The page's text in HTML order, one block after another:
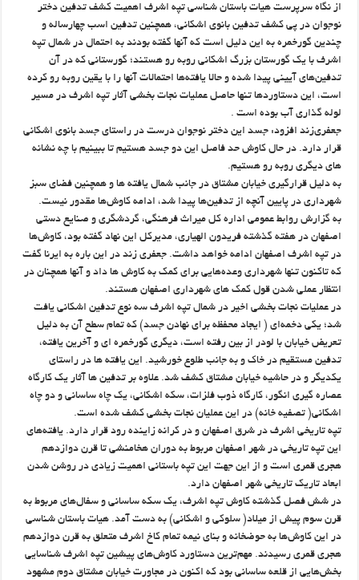
از نگاه سرپرست هیات باستان شناسی تپه اشرف اهمیت کشف تدفین دختر
نوجوان در پی کشف تدفین بانوی اشکانی، همچنین تدفین اسب چهارساله و
چندین گورخمره به این دلیل است که آنها گفته بودند به احتمال در شمال تپه
اشرف با یک گورستان بزرگ اشکانی روبه رو هستند؛ گورستانی که در آن
تدفین‌های آیینی پیدا شده و حالا یافته‌ها احتمالات آنها را با یقین روبه رو کرده
است، این دستاوردها تنها حاصل عملیات نجات بخشی آثار تپه اشرف در مسیر
لوله گذاری آب بوده است .
جعفری‌زند افزود: جسد این دختر نوجوان درست در راستای جسد بانوی اشکانی
قرار دارد. در حال کاوش حد فاصل این دو جسد هستیم تا ببینیم با چه نشانه
های دیگری روبه رو هستیم.
به دلیل قرارگیری خیابان مشتاق در جانب شمال یافته ها و همچنین فضای سبز
شهرداری در پایین آنچه از تدفین‌ها پیدا شد، ادامه کاوش‌ها مقدور نیست.
به گزارش روابط عمومی اداره کل میراث فرهنگی، گردشگری و صنایع دستی
اصفهان در هفته گذشته فریدون الهیاری، مدیرکل این نهاد گفته بود، کاوش‌ها
در تپه اشرف اصفهان ادامه خواهد داشت. جعفری زند در این ‌باره به ایرنا گفت
که تاکنون تنها شهرداری وعده‌هایی برای کمک به کاوش ها داد و آنها همچنان در
انتظار عملی شدن قول کمک های شهرداری اصفهان هستند.
در عملیات نجات بخشی اخیر در شمال تپه اشرف سه نوع تدفین اشکانی یافت
شد؛ یکی دخمه‌ای ( ایجاد محفظه برای نهادن جسد) که تمام سطح آن به دلیل
تعریض خیابان با لودر از بین رفته است، دیگری گورخمره ای و آخرین یافته،
تدفین مستقیم در خاک و به جانب طلوع خورشید. این یافته ها در راستای
یکدیگر و در حاشیه خیابان مشتاق کشف شد. علاوه بر تدفین ها آثار یک کارگاه
عصاره گیری انگور، کارگاه ذوب فلزات، سکه اشکانی، یک چاه ساسانی و دو چاه
اشکانی( تصفیه خانه) در این عملیان نجات بخشی کشف شده است.
تپه تاریخی اشرف در شرق اصفهان و در کرانه زاینده رود قرار دارد. یافته‌های
این تپه تاریخی در شهر اصفهان مربوط به دوران هخامنشی تا قرن دوازدهم
هجری قمری است و از این جهت این تپه باستانی اهمیت زیادی در روشن شدن
ابعاد تاریک تاریخی شهر اصفهان دارد.
در شش فصل گذشته کاوش تپه اشرف، یک سکه ساسانی و سفال‌های مربوط به
قرن سوم پیش از میلاد( سلوکی و اشکانی) به دست آمد. هیات باستان شناسی
در این کاوش‌ها به حوضخانه و بنای نیمه تمام کاخ اشرف متعلق به قرن دوازدهم
هجری قمری رسیدند. مهم‌ترین دستاورد کاوش‌های پیشین تپه اشرف شناسایی
بخش‌هایی از قلعه ساسانی بود که ‌اکنون در مجاورت خیابان مشتاق دوم مشهود